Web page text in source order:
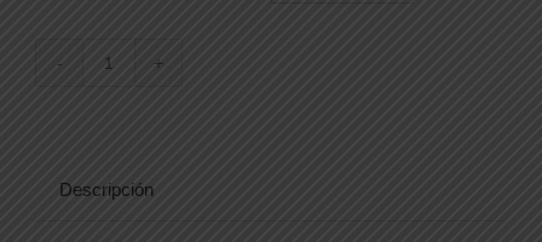
Descripción